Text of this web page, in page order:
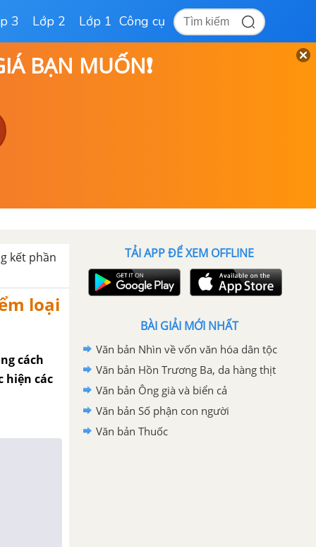
3 Lớp 2 Lớp 1 Công cụ
BẠN MUỐN❗
kết phần
loại
cách
hiện các
TẢI APP ĐỂ XEM OFFLINE
BÀI GIẢI MỚI NHẤT
Văn bản Nhìn về vốn văn hóa dân tộc
Văn bản Hồn Trương Ba, da hàng thịt
Văn bản Ông già và biển cả
Văn bản Số phận con người
Văn bản Thuốc